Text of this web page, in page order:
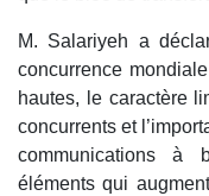
M. Salariyeh a
concurrence
hautes, le caractère
concurrents et
communications à
éléments qui